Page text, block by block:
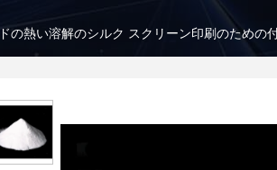
の熱い溶解のシルク スクリーン印刷のための